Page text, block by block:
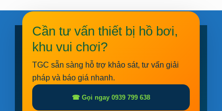
Cần tư vấn thiết bị hồ bơi,
khu vui chơi?
TGC sẵn sàng hỗ trợ khảo sát, tư vấn giải
pháp và báo giá nhanh.
☎ Gọi ngay 0939 799 638